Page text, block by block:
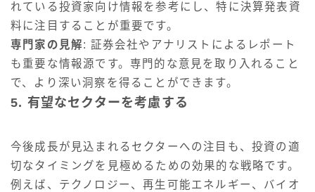
れている投資家向け情報を参考にし、特に決算発表資
料に注目することが重要です。
専門家の見解: 証券会社やアナリストによるレポート
も重要な情報源です。専門的な意見を取り入れること
で、より深い洞察を得ることができます。
5. 有望なセクターを考慮する
今後成長が見込まれるセクターへの注目も、投資の適
切なタイミングを見極めるための効果的な戦略です。
例えば、テクノロジー、再生可能エネルギー、バイオ